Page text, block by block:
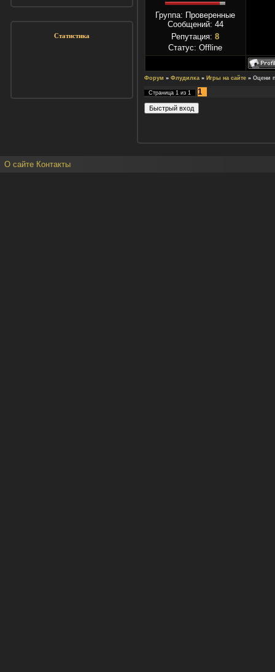
Статистика
Группа: Проверенные
Сообщений: 44
Репутация: 8
Статус: Offline
Форум » Флудилка » Игры на сайте » Оцени
Страница 1из 1 1
О сайте Контакты